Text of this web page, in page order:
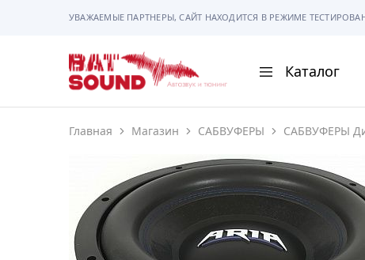
УВАЖАЕМЫЕ ПАРТНЕРЫ, САЙТ НАХОДИТСЯ В РЕЖИМЕ
BAT
Sound
Каталог
АВТОМАГНИТОЛЫ
АВТОСВЕТ
АКУСТИКА
РАМКИ И РАЗЪЕМЫ
Главная Магазин САБВУФЕРЫ САБВУФЕРЫ